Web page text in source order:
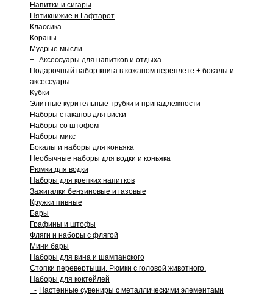
Напитки и сигары
Пятикнижие и Гафтарот
Классика
Кораны
Мудрые мысли
+- Аксессуары для напитков и отдыха
Подарочный набор книга в кожаном переплете + бокалы и
аксессуары
Кубки
Элитные курительные трубки и принадлежности
Наборы стаканов для виски
Наборы со штофом
Наборы микс
Бокалы и наборы для коньяка
Необычные наборы для водки и коньяка
Рюмки для водки
Наборы для крепких напитков
Зажигалки бензиновые и газовые
Кружки пивные
Бары
Графины и штофы
Фляги и наборы с флягой
Мини бары
Наборы для вина и шампанского
Стопки перевертыши. Рюмки с головой животного.
Наборы для коктейлей
+- Настенные сувениры с металлическими элементами